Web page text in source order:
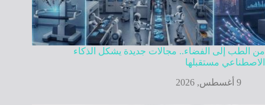
من الطب إلى الفضاء.. مجالات جديدة يشكل الذكاء
الاصطناعي مستقبلها
9 أغسطس, 2026